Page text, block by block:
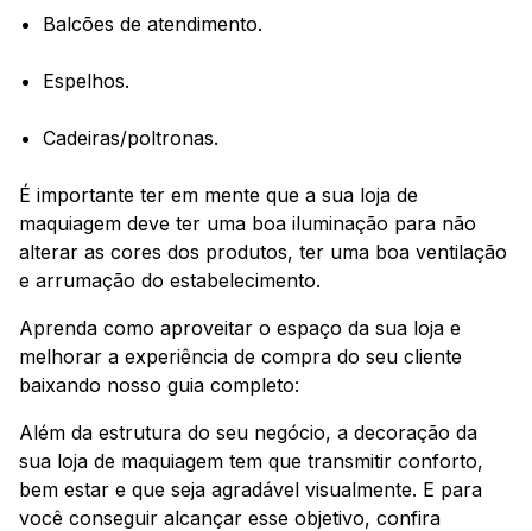
Balcões de atendimento.
Espelhos.
Cadeiras/poltronas.
É importante ter em mente que a sua loja de
maquiagem deve ter uma boa iluminação para não
alterar as cores dos produtos, ter uma boa ventilação
e arrumação do estabelecimento.
Aprenda como aproveitar o espaço da sua loja e
melhorar a experiência de compra do seu cliente
baixando nosso guia completo:
Além da estrutura do seu negócio, a decoração da
sua loja de maquiagem tem que transmitir conforto,
bem estar e que seja agradável visualmente. E para
você conseguir alcançar esse objetivo, confira